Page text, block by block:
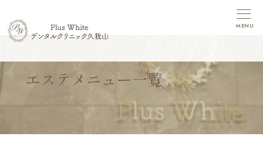
MENU
エステメニュー一覧